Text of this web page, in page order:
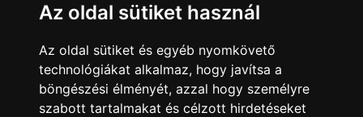
Az oldal sütiket használ
Az oldal sütiket és egyéb nyomkövető
technológiákat alkalmaz, hogy javítsa a
böngészési élményét, azzal hogy személyre
szabott tartalmakat és célzott hirdetéseket